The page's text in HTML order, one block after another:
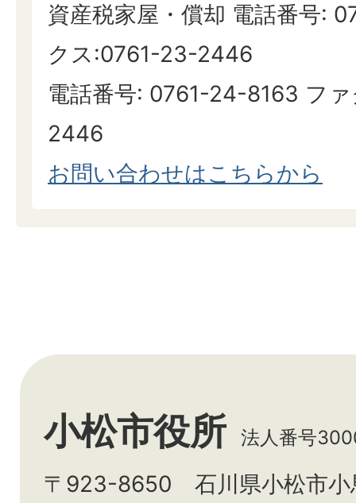
資産税家屋・償却 電話番号:
クス:0761-23-2446
電話番号: 0761-24-8163 フ
2446
お問い合わせはこちらから
小松市役所 法人番号
〒923-8650 石川県小松市小